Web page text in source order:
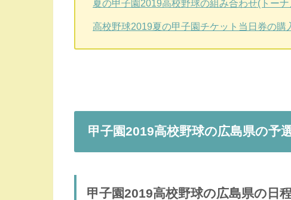
夏の甲子園2019高校野球の組み合わせ(トー
高校野球2019夏の甲子園チケット当日券の購
甲子園2019高校野球の広島県の予
甲子園2019高校野球の広島県の日